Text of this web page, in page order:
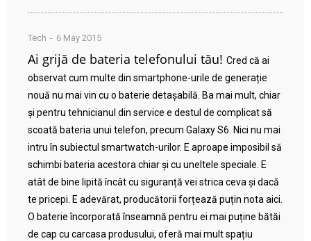
Tech 6 May 2015
Ai grijă de bateria telefonului tău! Cred că ai
observat cum multe din smartphone-urile de generație
nouă nu mai vin cu o baterie detașabilă. Ba mai mult, chiar
și pentru tehnicianul din service e destul de complicat să
scoată bateria unui telefon, precum Galaxy S6. Nici nu mai
intru în subiectul smartwatch-urilor. E aproape imposibil să
schimbi bateria acestora chiar și cu uneltele speciale. E
atât de bine lipită încât cu siguranță vei strica ceva și dacă
te pricepi. E adevărat, producătorii forțează puțin nota aici.
O baterie încorporată înseamnă pentru ei mai puține bătăi
de cap cu carcasa produsului, oferă mai mult spațiu